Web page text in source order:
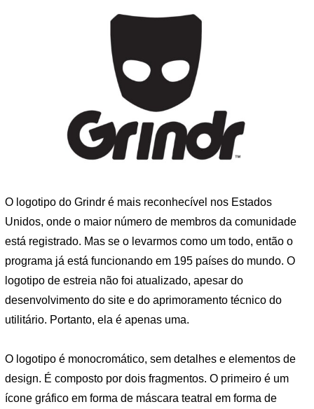
O logotipo do Grindr é mais reconhecível nos Estados
Unidos, onde o maior número de membros da comunidade
está registrado. Mas se o levarmos como um todo, então o
programa já está funcionando em 195 países do mundo. O
logotipo de estreia não foi atualizado, apesar do
desenvolvimento do site e do aprimoramento técnico do
utilitário. Portanto, ela é apenas uma.
O logotipo é monocromático, sem detalhes e elementos de
design. É composto por dois fragmentos. O primeiro é um
ícone gráfico em forma de máscara teatral em forma de